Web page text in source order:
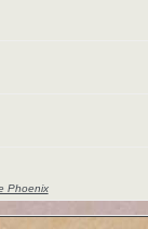
Phoenix